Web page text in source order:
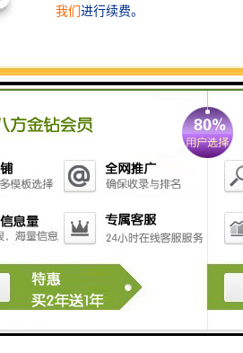
噪、增强、滤波、分割等，以提高
4. **实时监控**：能够实时显示采
5. **数据传输**：提供图像数据的
网络将图像发送到其他设备或系统
6. **分析与识别**：通过算法分析
检测、面部识别、异常检测等应用
7. **用户接口**：提供友好的用户
作、设置参数和查看图像。
8. **多模态融合**：支持不同类型
提升影像采集的全面性和准确性。